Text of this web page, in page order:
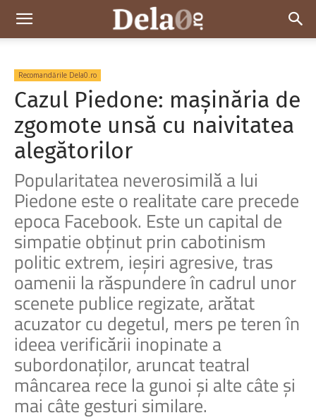
Dela0
Recomandările Dela0.ro
Cazul Piedone: mașinăria de
zgomote unsă cu naivitatea
alegătorilor
Popularitatea neverosimilă a lui
Piedone este o realitate care precede
epoca Facebook. Este un capital de
simpatie obținut prin cabotinism
politic extrem, ieșiri agresive, tras
oamenii la răspundere în cadrul unor
scenete publice regizate, arătat
acuzator cu degetul, mers pe teren în
ideea verificării inopinate a
subordonaților, aruncat teatral
mâncarea rece la gunoi și alte câte și
mai câte gesturi similare.